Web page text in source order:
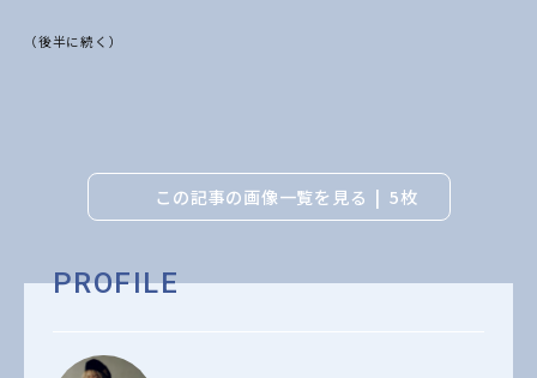
（後半に続く）
この記事の画像一覧を見る 5枚
PROFILE